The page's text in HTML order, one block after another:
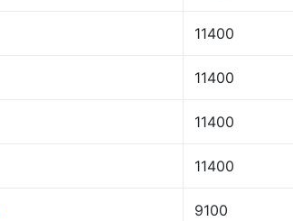
11400
11400
11400
11400
9100